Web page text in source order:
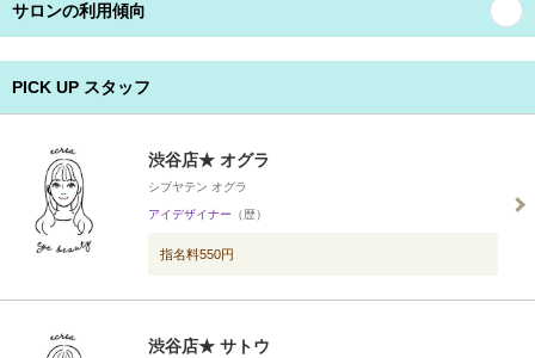
サロンの利用傾向
PICK UP スタッフ
渋谷店★ オグラ
シブヤテン オグラ
アイデザイナー （歴）
指名料550円
渋谷店★ サトウ